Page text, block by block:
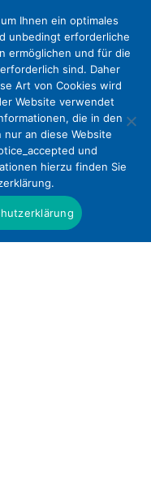
in
270 000
2016
Ihnen ein optimales
unbedingt erforderliche
ermöglichen und für die
sind. Daher
Art von Cookies wird
Website verwendet
die in den
an diese Website
und
hierzu finden Sie